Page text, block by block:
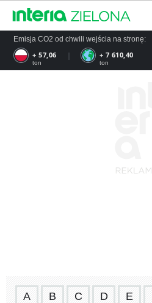
Emisja CO2 od chwili wejścia na stronę:
+ 57,06
ton
+ 7 610,40
ton
A B C D E